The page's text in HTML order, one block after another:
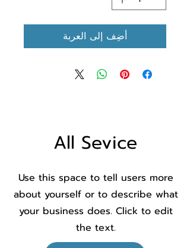
أضِف إلى العربة
All Sevice
Use this space to tell users more
about yourself or to describe what
your business does. Click to edit
the text.